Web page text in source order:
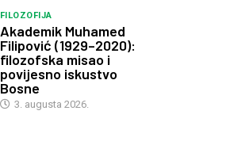
FILOZOFIJA
Akademik Muhamed
Filipović (1929–2020):
filozofska misao i
povijesno iskustvo
Bosne
3. augusta 2026.